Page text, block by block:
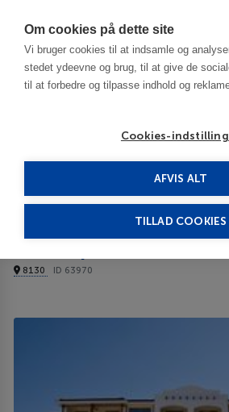
Om cookies på dette site
Vi bruger cookies til at indsamle og
stedet ydeevne og brug, til at give de
til at forbedre og tilpasse indhold og
Cookies-
AFVIS ALT
TILLAD COOKIES
Burgas / Black Sea
View Apartments 3***
8130 ID 63970